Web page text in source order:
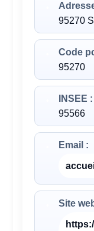
95270
Code
95270
INSEE :
95566
Email :
Site